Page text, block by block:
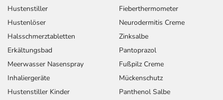
Hustenstiller
Hustenlöser
Halsschmerztabletten
Erkältungsbad
Meerwasser Nasenspray
Inhaliergeräte
Hustenstiller Kinder
Fieberthermometer
Neurodermitis Creme
Zinksalbe
Pantoprazol
Fußpilz Creme
Mückenschutz
Panthenol Salbe